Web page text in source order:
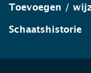
Toevoegen /
Schaatshistorie